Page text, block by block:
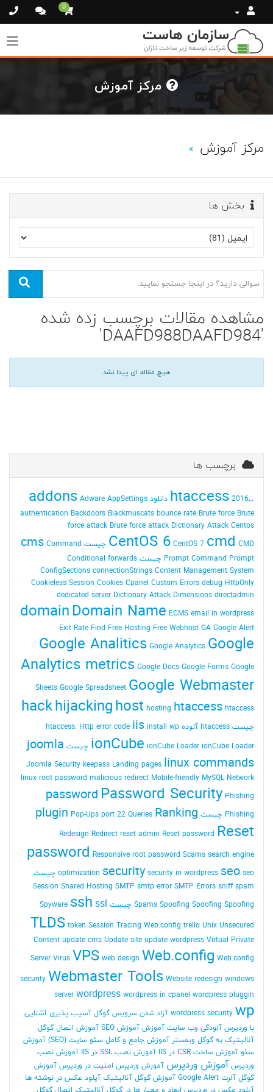
0
مرکز آموزش
بخش ها
مشاهده مقالات برچسب زده شده
'DAAFD988DAAFD984'
هیچ مقاله ای پیدا نشد
برچسب ها
.htaccess2016٬ دانلود addons Adware AppSettings
authentication Backdoors Blackmuscats bounce rate Brute force Brute
force attack Brute force attack Dictionary Attack Centos
CentOS 6 CentOS 7 cmd CMD چیست cms Command
Prompt Command Prompt چیست
Conditional forwards
ConfigSections connectionStrings Content Management System
Cookieless Session Cookies Cpanel Custom Errors debug HttpOnly
dedicated server Dictionary Attack Dimensions directadmin
domain Domain Name ECMS email in wordpress
Exit Rate Find Free Hosting Free Webhost GA Google Alert
Google Analitics Google Analytics Google
Analytics metrics Google Docs Google Forms Google
Sheets Google Spreadsheet Google Webmaster
hackhijackinghost hosting htaccess htaccess
چیست htaccess آلوده htaccess. Http error code iis install wp
ionCube ionCube Loader ionCube Loader چیست joomla
Joomla Security keepass Landing pages linux commands
linux root password malicious redirect Mobile-friendly MySQL Network
password Password Security Phishing
Phishing چیست
plugin Pop-Ups port 22 Queries Ranking
Redesign Redirect reset admin Reset password Reset
password Responsive root password Scams search engine
optimization security security in wordpress seo seo چیست
Session Shared Hosting SMTP smtp error SMTP Errors sniff spam
Spams Spoofing Spoofing Spoofing چیست Spyware ssh ssl
TLDS token Session Tracing Web.config trello Unix Unsecured
Content update cms Update site update wordpress Virtual Private
Server Virus VPS web design Web.config Web.config
security Webmaster Tools Website redesign windows
server wordpress wordpress in cpanel wordpress pluggin
wordpress security wp آزاد شدن سرویس گوگل آسیب پذیری آشنایی
با وردپرس آلودگی وب سایت آموزش آموزش SEO
آموزش اتصال گوگل
آنالیتیک به گوگل وبمستر آموزش جامع و کامل سئو سایت (SEO)
آموزش
سئو آموزش ساخت CSR در IIS آموزش نصب SSL در IIS
آموزش نصب
وردپرس آموزش وردپرس آموزش وردپرس امنیت در وردپرس آموزش
گوگل آلرت Google Alert
آموزش گوگل آنالیتیک آپلود عکس در نوشته ها